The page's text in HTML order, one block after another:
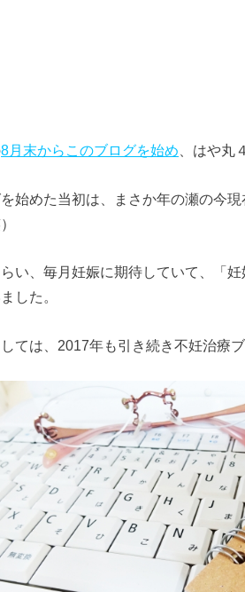
8月末からこのブログを始め 、はや丸
始めた当初は、まさか年の瀬の今
い、毎月妊娠に期待していて、「
した。
ては、2017年も引き続き不妊治療